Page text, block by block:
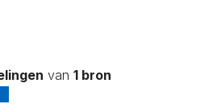
van 1 bron